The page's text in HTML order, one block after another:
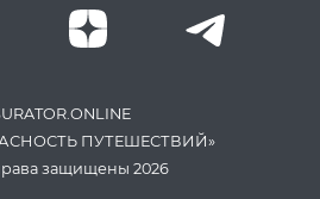
ПУТЕШЕСТВИЙ»
защищены 2026